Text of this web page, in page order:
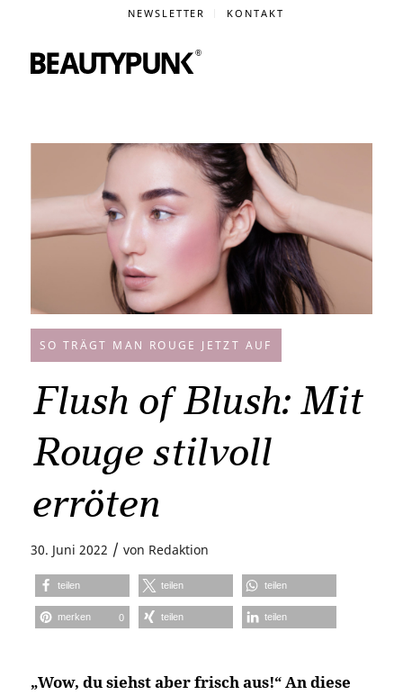
NEWSLETTER KONTAKT
SO TRÄGT MAN ROUGE JETZT AUF
Flush of Blush: Mit
Rouge stilvoll
erröten
30. Juni 2022 / von Redaktion
teilen teilen teilen
merken 0 teilen teilen
„Wow, du siehst aber frisch aus!“ An diese